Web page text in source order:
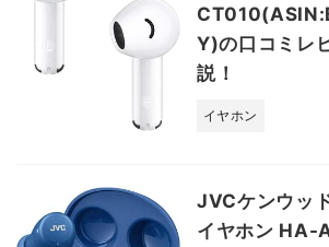
Y)の口コミレ
説！
イヤホン
JVCケンウッ
イヤホン HA-